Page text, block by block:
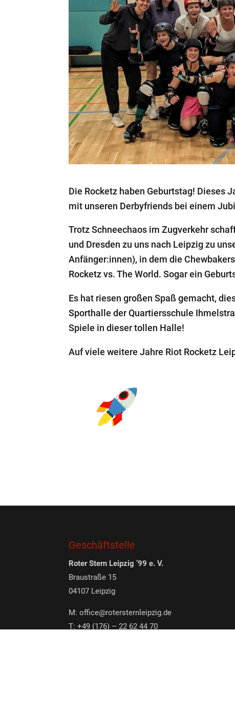
Die Rocketz haben Geburtstag! Dieses
mit unseren Derbyfriends bei einem
Trotz Schneechaos im Zugverkehr
und Dresden zu uns nach Leipzig zu
Anfänger:innen), in dem die
Rocketz vs. The World. Sogar ein
Es hat riesen großen Spaß gemacht,
Sporthalle der Quartiersschule
Spiele in dieser tollen Halle!
Auf viele weitere Jahre Riot Rocketz
Geschäftstelle
Roter Stern Leipzig ’99 e. V.
Braustraße 15
04107 Leipzig
M:office@rotersternleipzig.de
T: +49 (176) – 22 62 44 70